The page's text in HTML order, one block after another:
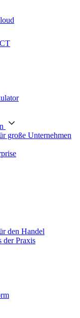
große Unternehmen
den Handel
der Praxis